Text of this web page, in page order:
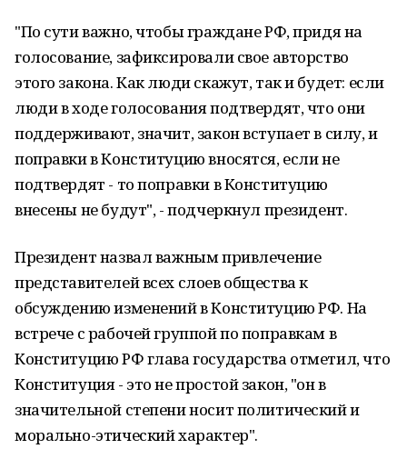
"По сути важно, чтобы граждане РФ, придя на
голосование, зафиксировали свое авторство
этого закона. Как люди скажут, так и будет: если
люди в ходе голосования подтвердят, что они
поддерживают, значит, закон вступает в силу, и
поправки в Конституцию вносятся, если не
подтвердят - то поправки в Конституцию
внесены не будут", - подчеркнул президент.
Президент назвал важным привлечение
представителей всех слоев общества к
обсуждению изменений в Конституцию РФ. На
встрече с рабочей группой по поправкам в
Конституцию РФ глава государства отметил, что
Конституция - это не простой закон, "он в
значительной степени носит политический и
морально-этический характер".